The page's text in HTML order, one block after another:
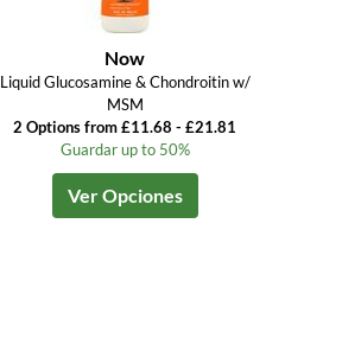
Now
Liquid Glucosamine & Chondroitin w/
MSM
2 Options from £11.68 - £21.81
Guardar up to 50%
Ver Opciones